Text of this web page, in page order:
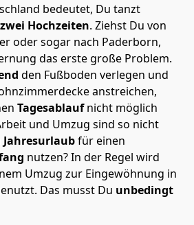
bedeutet, Du tanzt
zwei Hochzeiten. Ziehst Du von
oder sogar nach Paderborn,
das erste große Problem.
den Fußboden verlegen und
anstreichen,
Tagesablaufnicht möglich
und Umzug sind so nicht
Jahresurlaubfür einen
nutzen? In der Regel wird
Umzug zur Eingewöhnung in
Das musst Du unbedingt